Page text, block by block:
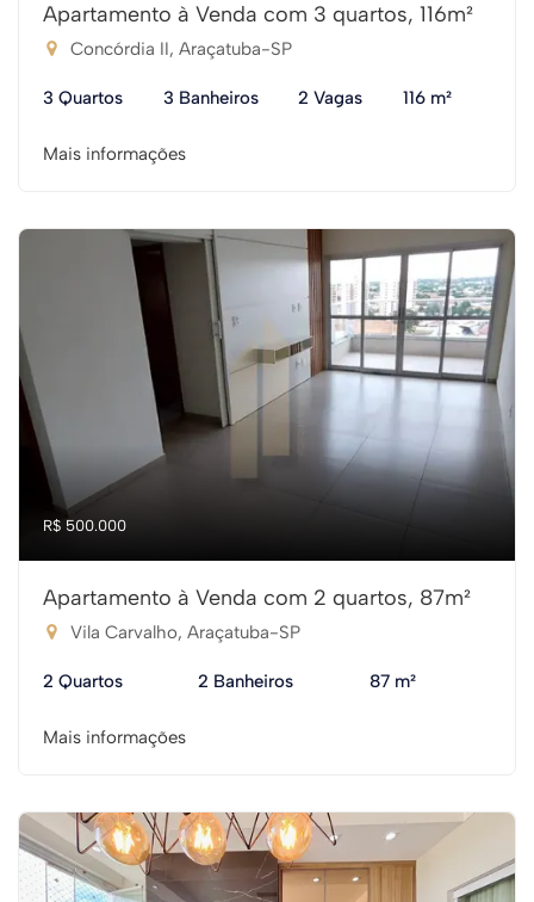
Apartamento à Venda com 3 quartos, 116m²
Concórdia II, Araçatuba-SP
3 Quartos 3 Banheiros 2 Vagas 116 m²
Mais informações
R$ 500.000
Apartamento à Venda com 2 quartos, 87m²
Vila Carvalho, Araçatuba-SP
2 Quartos 2 Banheiros 87 m²
Mais informações